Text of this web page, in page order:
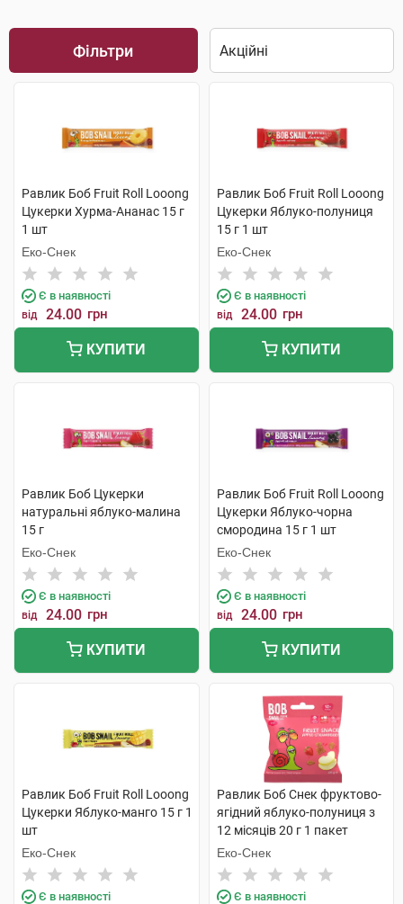
Фільтри
Равлик Боб Fruit Roll Looong
Цукерки Хурма-Ананас 15 г
1 шт
Еко-Снек
Є в наявності
від 24.00 грн
КУПИТИ
Равлик Боб Fruit Roll Looong
Цукерки Яблуко-полуниця
15 г 1 шт
Еко-Снек
Є в наявності
від 24.00 грн
КУПИТИ
Равлик Боб Цукерки
натуральні яблуко-малина
15 г
Еко-Снек
Є в наявності
від 24.00 грн
КУПИТИ
Равлик Боб Fruit Roll Looong
Цукерки Яблуко-чорна
смородина 15 г 1 шт
Еко-Снек
Є в наявності
від 24.00 грн
КУПИТИ
Равлик Боб Fruit Roll Looong
Цукерки Яблуко-манго 15 г 1
шт
Еко-Снек
Є в наявності
Равлик Боб Снек фруктово-
ягідний яблуко-полуниця з
12 місяців 20 г 1 пакет
Еко-Снек
Є в наявності